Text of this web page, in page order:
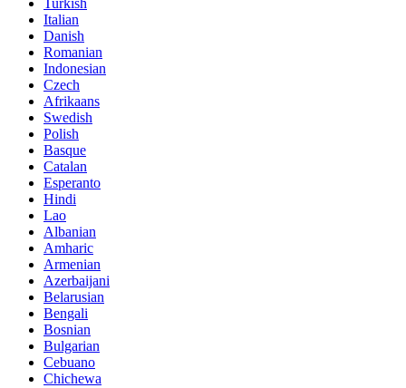
Italian
Danish
Romanian
Indonesian
Czech
Afrikaans
Swedish
Polish
Basque
Catalan
Esperanto
Hindi
Lao
Albanian
Amharic
Armenian
Azerbaijani
Belarusian
Bengali
Bosnian
Bulgarian
Cebuano
Chichewa